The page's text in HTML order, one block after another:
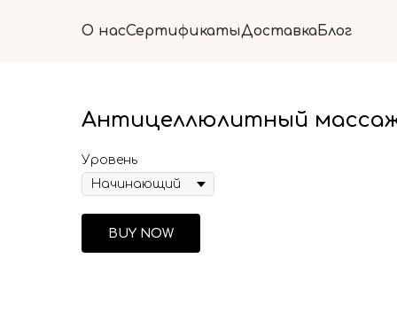
О насСертификатыДоставкаБлог
Антицеллюлитный
Уровень
BUY NOW